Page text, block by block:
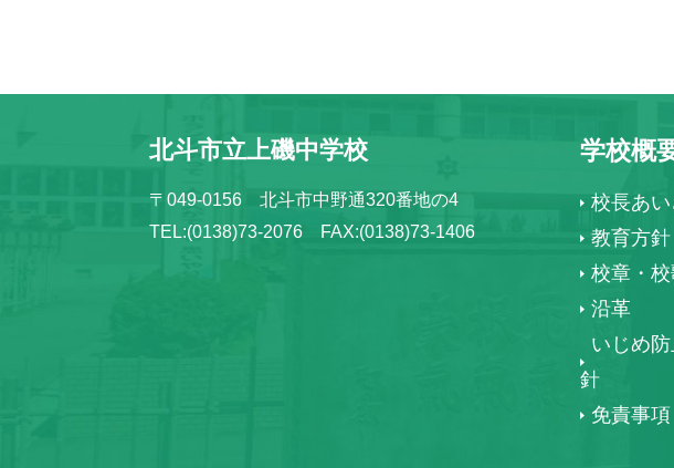
北斗市立上磯中学校
〒049-0156 北斗市中野通320番地の4
TEL:(0138)73-2076 FAX:(0138)73-1406
学校概
校長あ
教育方針
校章・校
沿革
いじめ
針
免責事項